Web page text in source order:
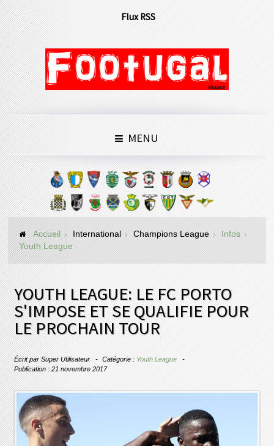
Flux RSS
MENU
Accueil International Champions League
Infos
Youth League
YOUTH LEAGUE: LE FC PORTO
S'IMPOSE ET SE QUALIFIE POUR
LE PROCHAIN TOUR
Écrit parSuper Utilisateur Catégorie : Youth League
Publication : 21 novembre 2017